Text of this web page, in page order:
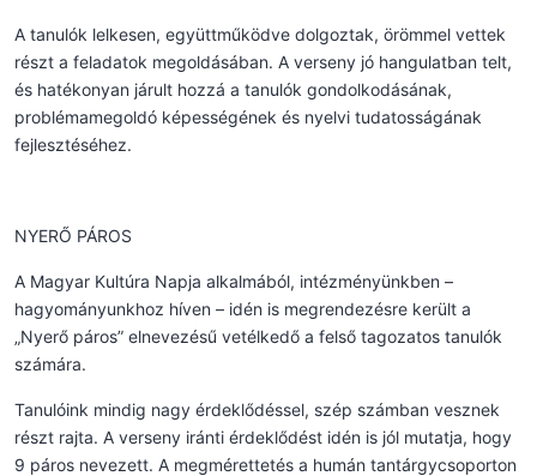
A tanulók lelkesen, együttműködve dolgoztak, örömmel vettek
részt a feladatok megoldásában. A verseny jó hangulatban telt,
és hatékonyan járult hozzá a tanulók gondolkodásának,
problémamegoldó képességének és nyelvi tudatosságának
fejlesztéséhez.
NYERŐ PÁROS
A Magyar Kultúra Napja alkalmából, intézményünkben –
hagyományunkhoz híven – idén is megrendezésre került a
„Nyerő páros” elnevezésű vetélkedő a felső tagozatos tanulók
számára.
Tanulóink mindig nagy érdeklődéssel, szép számban vesznek
részt rajta. A verseny iránti érdeklődést idén is jól mutatja, hogy
9 páros nevezett. A megmérettetés a humán tantárgycsoporton